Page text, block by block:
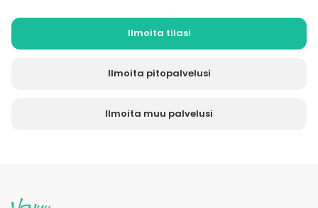
Ilmoita tilasi
Ilmoita pitopalvelusi
Ilmoita muu palvelusi